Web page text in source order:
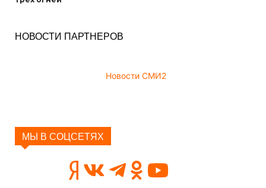
НОВОСТИ ПАРТНЕРОВ
Новости СМИ2
МЫ В СОЦСЕТЯХ